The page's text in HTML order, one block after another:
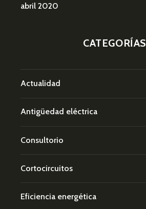
abril 2020
CATEGORÍAS
Actualidad
Antigüedad eléctrica
Consultorio
Cortocircuitos
Eficiencia energética